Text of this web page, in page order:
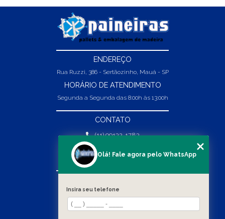
ENDEREÇO
Rua Ruzzi, 386 - Sertãozinho, Mauá - SP
HORÁRIO DE ATENDIMENTO
Segunda a Segunda das 8:00h às 13:00h
CONTATO
(11) 99132-1783
(11) 99132-1783
vendas@abpaineiras.com.br
SOBRE NÓS
Olá! Fale agora pelo WhatsApp
Insira seu telefone